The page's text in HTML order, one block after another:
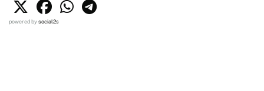
powered bysocial2s